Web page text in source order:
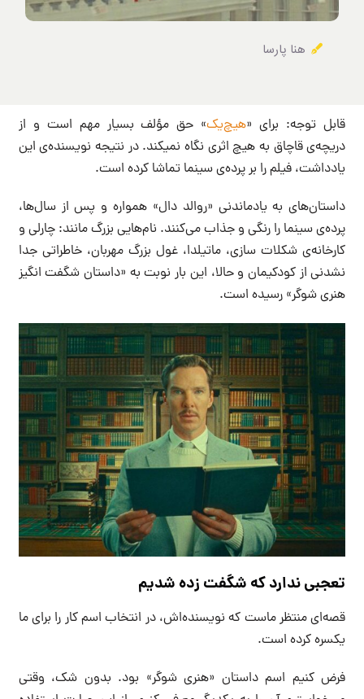
هنا پارسا
قابل توجه: برای «هیچ‌یک» حق مؤلف بسیار مهم است و از
دریچه‌ی قاچاق به هیچ اثری نگاه نمیکند. در نتیجه نویسنده‌ی این
یادداشت، فیلم را بر پرده‌ی سینما تماشا کرده است.
داستان‌های به یادماندنی «روالد دال» همواره و پس از سال‌ها،
پرده‌ی سینما را رنگی و جذاب می‌کنند. نام‌هایی بزرگ مانند: چارلی و
کارخانه‌ی شکلات سازی، ماتیلدا، غول بزرگ مهربان، خاطراتی جدا
نشدنی از کودکیمان و حالا، این بار نوبت به «داستان شگفت انگیز
هنری شوگر» رسیده است.
تعجبی ندارد که شگفت زده شدیم
قصه‌ای منتظر ماست که نویسنده‌اش، در انتخاب اسم کار را برای ما
یکسره کرده است.
فرض کنیم اسم داستان «هنری شوگر» بود. بدون شک، وقتی